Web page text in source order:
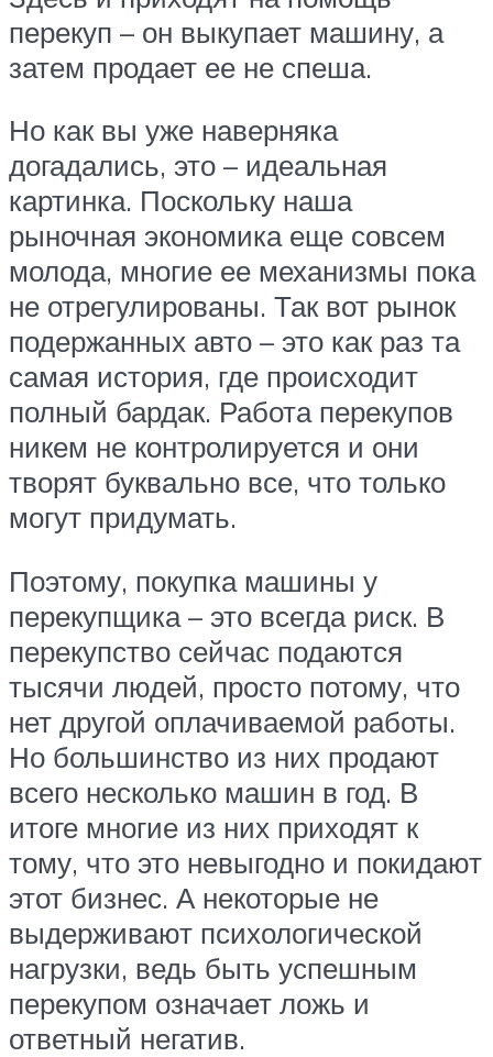
перекуп – он выкупает машину, а
затем продает ее не спеша.
Но как вы уже наверняка
догадались, это – идеальная
картинка. Поскольку наша
рыночная экономика еще совсем
молода, многие ее механизмы пока
не отрегулированы. Так вот рынок
подержанных авто – это как раз та
самая история, где происходит
полный бардак. Работа перекупов
никем не контролируется и они
творят буквально все, что только
могут придумать.
Поэтому, покупка машины у
перекупщика – это всегда риск. В
перекупство сейчас подаются
тысячи людей, просто потому, что
нет другой оплачиваемой работы.
Но большинство из них продают
всего несколько машин в год. В
итоге многие из них приходят к
тому, что это невыгодно и покидают
этот бизнес. А некоторые не
выдерживают психологической
нагрузки, ведь быть успешным
перекупом означает ложь и
ответный негатив.